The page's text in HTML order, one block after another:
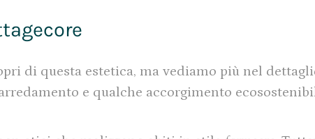
di questa estetica, ma vediamo più nel
e qualche accorgimento